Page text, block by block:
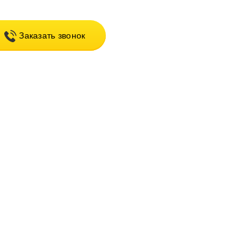
Заказать звонок